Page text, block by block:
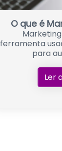
O que é
ferramenta
para
Ler